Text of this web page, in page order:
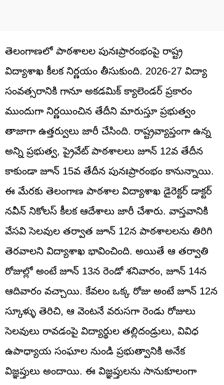
తెలంగాణలో పాఠశాలల పునఃప్రారంభంపై రాష్ట్ర
విద్యాశాఖ కీలక నిర్ణయం తీసుకుంది. 2026-27 విద్యా
సంవత్సరానికి గానూ అకడమిక్ క్యాలెండర్ ప్రకారం
ముందుగా నిర్ణయించిన తేదీని మారుస్తూ ప్రభుత్వం
తాజాగా ఉత్తర్వులు జారీ చేసింది. రాష్ట్రవ్యాప్తంగా ఉన్న
అన్ని ప్రభుత్వ, ప్రైవేట్ పాఠశాలలు జూన్ 12వ తేదీన
కాకుండా జూన్ 15వ తేదీన పునఃప్రారంభం కానున్నాయి.
ఈ మేరకు తెలంగాణ పాఠశాల విద్యాశాఖ డైరెక్టర్ డాక్టర్
నవీన్ నికోలస్ కీలక ఆదేశాలు జారీ చేశారు. వాస్తవానికి
వేసవి సెలవుల తర్వాత జూన్ 12న పాఠశాలలను తిరిగి
తెరవాలని విద్యాశాఖ భావించింది. అయితే ఆ తర్వాతి
రోజుల్లో అంటే జూన్ 13న రెండో శనివారం, జూన్ 14న
ఆదివారం వచ్చాయి. కేవలం ఒక్క రోజు అంటే జూన్ 12న
స్కూళ్ళు తెరిచి, ఆ వెంటనే వరుసగా రెండు రోజులు
సెలవులు రావడంపై విద్యార్థుల తల్లిదండ్రులు, వివిధ
ఉపాధ్యాయ సంఘాల నుండి ప్రభుత్వానికి అనేక
విజ్ఞప్తులు అందాయి. ఈ విజ్ఞప్తులను సానుకూలంగా